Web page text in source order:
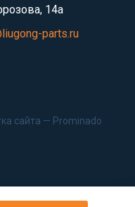
14а
parts.ru
сайта — Prominado